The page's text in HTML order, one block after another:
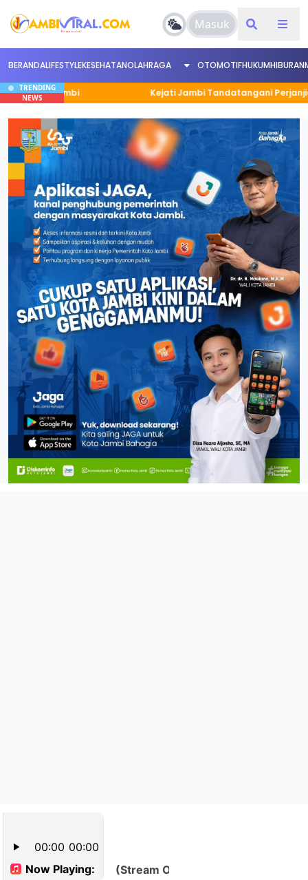
Masuk
BERANDALIFESTYLEKESEHATANOLAHRAGA OTOMOTIFHUKUMHIBURAN
TRENDING
NEWS
Jambi Kejati Jambi Tandatangani Perjanjian Kerja